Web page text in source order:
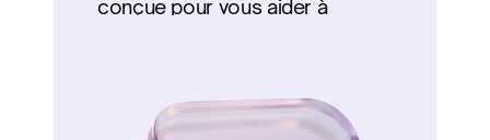
conçue pour vous aider à